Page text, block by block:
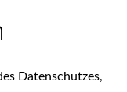
Datenschutzes,